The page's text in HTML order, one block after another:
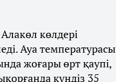
көлдері
Ауа температурасы
жоғары өрт қаупі,
күндіз 35